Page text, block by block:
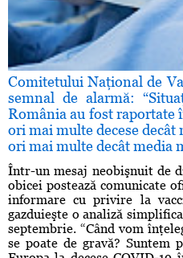
Comitetului Naţional de
semnal de alarmă:
România au fost raportate
ori mai multe decese decât
ori mai multe decât media
Într-un mesaj neobişnuit de
obicei postează comunicate
informare cu privire la
gazduieşte o analiză
septembrie. “Când vom
se poate de gravă?